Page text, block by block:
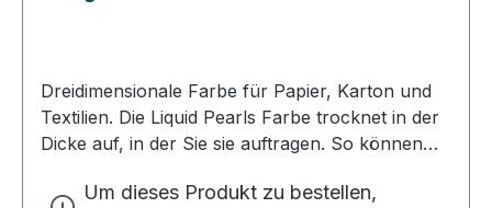
Dreidimensionale Farbe für Papier, Karton und
Textilien. Die Liquid Pearls Farbe trocknet in der
Dicke auf, in der Sie sie auftragen. So können
verzieren. Mit der besonders feinen Spitze des
Um dieses Produkt zu bestellen,